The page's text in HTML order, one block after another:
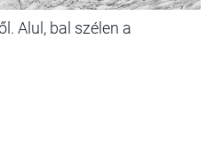
Alul, bal szélen a